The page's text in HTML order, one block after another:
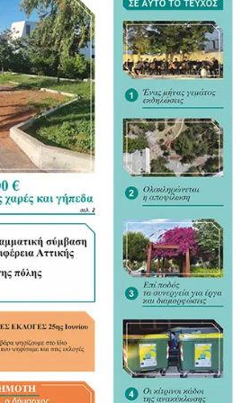
Αυτοδιοίκησης αναγνώρισε ως
της διάσπαρτης
κείμενο, άσκησε όμως κριτική
διαμορφώνεται. «Η
Αυτοδιοίκηση θέλει», σημείωσε,
Δήμοι θα έπρεπε να έχουν πολύ
στη διαμόρφωση του νέου
αρμοδιότητες και οι πόροι»